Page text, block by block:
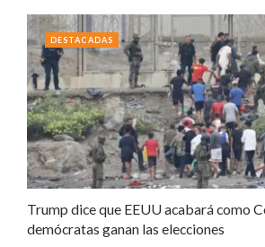
Trump dice que EEUU acabará como
demócratas ganan las elecciones
DESTACADAS